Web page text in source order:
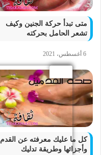
متى تبدأ حركة الجنين وكيف
تشعر الحامل بحركته
6 أغسطس، 2021
كل ما عليك معرفته عن القدم
وأجزائها وطريقة تدليك